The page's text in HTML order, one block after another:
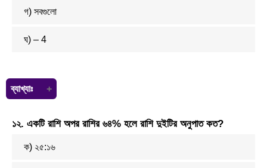
গ) সবগুলো
ঘ) – 4
ব্যাখ্যাঃ
এখানে x < 4 অর্থাৎ x এর মান 4 অপেক্ষা ছোট। প্রশ্ন অনুযায়ী 0, 3, – 4 সবগুলো
গ্রহণযোগ্য।
১২. একটি রাশি অপর রাশির ৬৪% হলে রাশি দুইটির অনুপাত কত?
ক) ২৫:১৬